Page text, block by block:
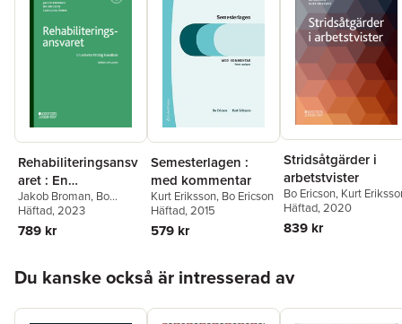
lämplig som kurslitteratur i arbetsrättsliga utbildningar på
akademisk nivå.
Rehabiliteringsansv
aret : En
arbetsrättslig
handbok
Jakob Broman, Bo
Ericson,Carolina Öhrn
Häftad, 2023
789 kr
Semesterlagen :
med kommentar
Kurt Eriksson, Bo Ericson
Häftad, 2015
579 kr
Stridsåtgärder i
arbetstvister
Bo Ericson, Kurt
Häftad, 2020
839 kr
Du kanske också är intresserad av